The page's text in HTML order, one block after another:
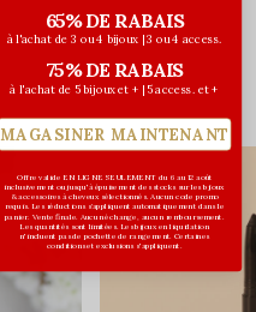
65% DE RABAIS
à l'achat de 3 ou 4 bijoux | 3 ou 4 access.
75% DE RABAIS
à l'achat de 5 bijoux et + | 5 access. et +
MAGASINER MAINTENANT
Offre valide EN LIGNE SEULEMENT du 6 au 12 août
inclusivement ou jusqu'à épuisement des stocks sur les bijoux
& accessoires à cheveux sélectionnés. Aucun code promo
requis. Les réductions s’appliquent automatiquement dans le
panier. Vente finale. Aucun échange, aucun remboursement.
Les quantités sont limitées. Les bijoux en liquidation
n'incluent pas de pochette de rangement. Certaines
conditions et exclusions s'appliquent.